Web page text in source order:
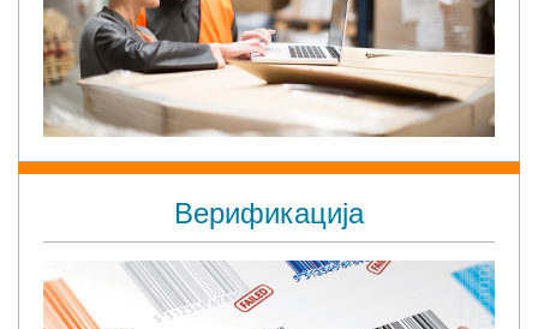
Верификација